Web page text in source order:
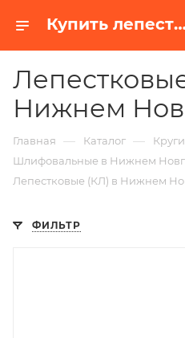
Купить лепестковые (кл) в Нижнем Новгороде |
Нижнем
Главная — Каталог —
Шлифовальные в Нижнем
Лепестковые (КЛ) в Нижнем
ФИЛЬТР